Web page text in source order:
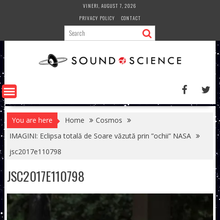
VINERI, AUGUST 7, 2026
PRIVACY POLICY
CONTACT
You are here Home
Cosmos
IMAGINI: Eclipsa totală de Soare văzută prin ”ochii” NASA
jsc2017e110798
JSC2017E110798